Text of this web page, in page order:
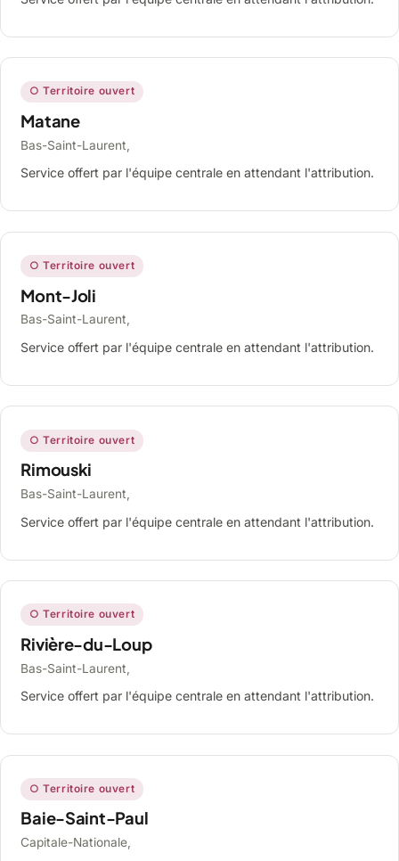
○ Territoire ouvert
Matane
Bas-Saint-Laurent,
Service offert par l'équipe centrale en attendant l'attribution.
○ Territoire ouvert
Mont-Joli
Bas-Saint-Laurent,
Service offert par l'équipe centrale en attendant l'attribution.
○ Territoire ouvert
Rimouski
Bas-Saint-Laurent,
Service offert par l'équipe centrale en attendant l'attribution.
○ Territoire ouvert
Rivière-du-Loup
Bas-Saint-Laurent,
Service offert par l'équipe centrale en attendant l'attribution.
○ Territoire ouvert
Baie-Saint-Paul
Capitale-Nationale,